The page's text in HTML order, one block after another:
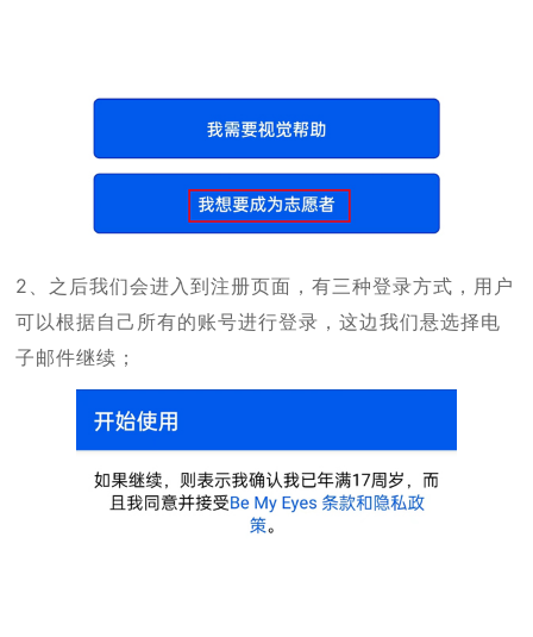
2、之后我们会进入到注册页面，有三种登录方式，用户
可以根据自己所有的账号进行登录，这边我们悬选择电
子邮件继续；